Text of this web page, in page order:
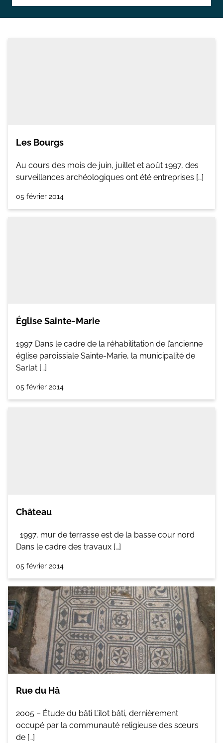
Topographie et Photogrammétrie
Études archéobotaniques
Études archéozoologiques
Les Bourgs
Au cours des mois de juin, juillet et août 1997, des
surveillances archéologiques ont été entreprises […]
05 février 2014
Église Sainte-Marie
1997 Dans le cadre de la réhabilitation de l’ancienne
église paroissiale Sainte-Marie, la municipalité de
Sarlat […]
05 février 2014
Château
1997, mur de terrasse est de la basse cour nord
Dans le cadre des travaux […]
05 février 2014
Rue du Hâ
2005 – Étude du bâti L’îlot bâti, dernièrement
occupé par la communauté religieuse des sœurs
de […]